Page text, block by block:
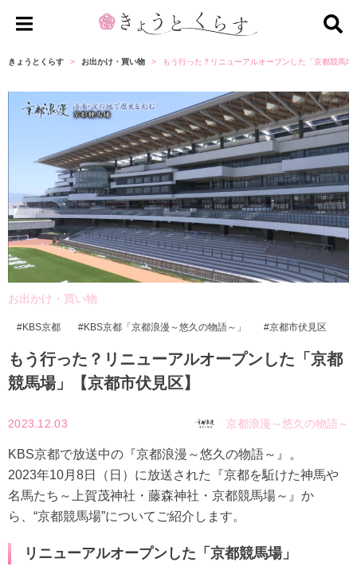
ょ
と
く
ら
す
きょうとくらす お出かけ・買い物 もう行った？リニューアルオープンした「京都競馬場
お出かけ・買い物
KBS京都 KBS京都「京都浪漫～悠久の物語～」 京都市伏見区
もう行った？リニューアルオープンした「京都
競馬場」【京都市伏見区】
2023.12.03 京都浪漫～悠久の物語～
KBS京都で放送中の『京都浪漫～悠久の物語～』。
2023年10月8日（日）に放送された『京都を駈けた神馬や
名馬たち～上賀茂神社・藤森神社・京都競馬場～』か
ら、“京都競馬場”についてご紹介します。
リニューアルオープンした「京都競馬場」